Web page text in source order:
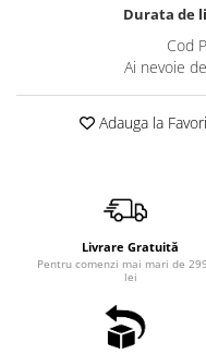
Durata de
Cod
Ai nevoie
Adauga la
Livrare Gratuită
Pentru comenzi mai mari de
lei